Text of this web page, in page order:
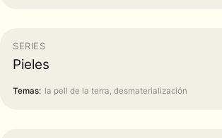
SERIES
Pieles
Temas: la pell de la terra, desmaterialización